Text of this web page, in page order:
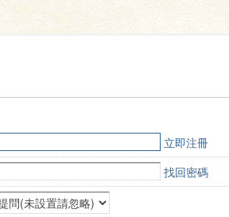
立即注冊
找回密碼